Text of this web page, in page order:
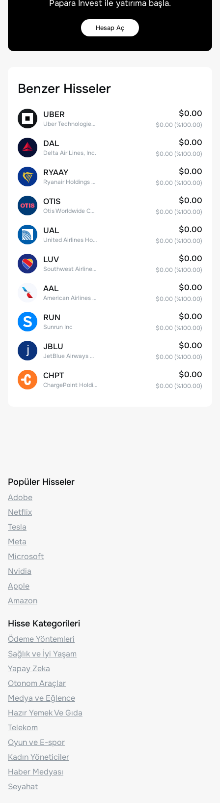
Papara Invest ile yatırıma başla.
Hesap Aç
Benzer Hisseler
UBER
Uber Technologies, Inc.
$0.00
$0.00 (%100.00)
DAL
Delta Air Lines, Inc.
$0.00
$0.00 (%100.00)
RYAAY
Ryanair Holdings plc American Depositary Shares
$0.00
$0.00 (%100.00)
OTIS
Otis Worldwide Corporation
$0.00
$0.00 (%100.00)
UAL
United Airlines Holdings, Inc. Common Stock
$0.00
$0.00 (%100.00)
LUV
Southwest Airlines Co.
$0.00
$0.00 (%100.00)
AAL
American Airlines Group Inc.
$0.00
$0.00 (%100.00)
RUN
Sunrun Inc
$0.00
$0.00 (%100.00)
JBLU
JetBlue Airways Corp
$0.00
$0.00 (%100.00)
CHPT
ChargePoint Holdings, Inc.
$0.00
$0.00 (%100.00)
Popüler Hisseler
Adobe
Netflix
Tesla
Meta
Microsoft
Nvidia
Apple
Amazon
Hisse Kategorileri
Ödeme Yöntemleri
Sağlık ve İyi Yaşam
Yapay Zeka
Otonom Araçlar
Medya ve Eğlence
Hazır Yemek Ve Gıda
Telekom
Oyun ve E-spor
Kadın Yöneticiler
Haber Medyası
Seyahat